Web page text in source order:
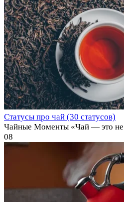
Статусы про чай (30 статусов)
Чайные Моменты «Чай — это не
08